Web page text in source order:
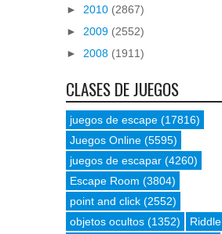
► 2010 (2867)
► 2009 (2552)
► 2008 (1911)
CLASES DE JUEGOS
juegos de escape (17816)
Juegos Online (5595)
juegos de escapar (4260)
Escape Room (3804)
point and click (2552)
objetos ocultos (1352) Riddle